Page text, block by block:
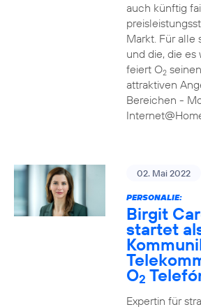
auch künftig
Markt. Für alle
und die, die
feiert O2
attraktiven
Bereichen -
02. Mai 2022
PERSONALIE:
Birgit
startet
O2
Expertin für